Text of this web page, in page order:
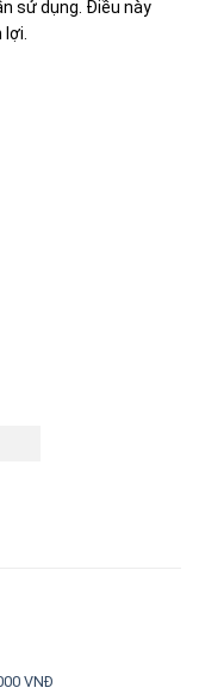
sử dụng. Điều này
VNĐ